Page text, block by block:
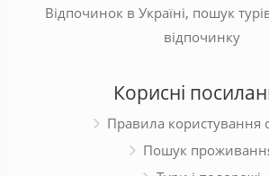
Відпочинок в Україні, пошук
відпочинку
Корисні
Правила користування
Пошук